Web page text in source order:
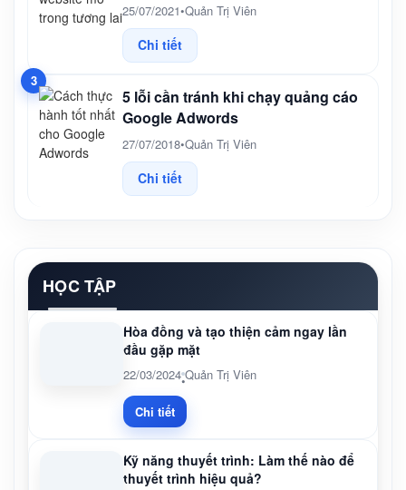
25/07/2021•Quản Trị Viên
Chi tiết
3
5 lỗi cần tránh khi chạy quảng cáo
Google Adwords
27/07/2018•Quản Trị Viên
Chi tiết
HỌC TẬP
Hòa đồng và tạo thiện cảm ngay lần
đầu gặp mặt
22/03/2024•Quản Trị Viên
Chi tiết
Kỹ năng thuyết trình: Làm thế nào để
thuyết trình hiệu quả?